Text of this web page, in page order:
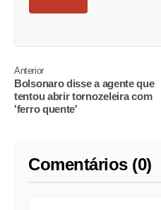
Anterior
Bolsonaro disse a agente que
tentou abrir tornozeleira com
'ferro quente'
Comentários (0)